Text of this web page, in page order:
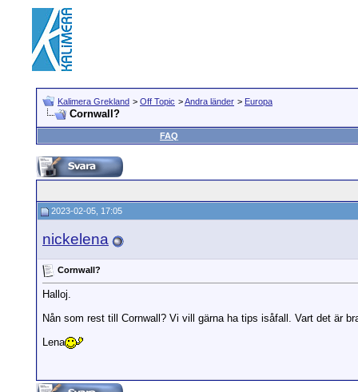
Kalimera Grekland > Off Topic >Andra länder > Europa
Cornwall?
FAQ
2023-02-05, 17:05
nickelena
Cornwall?
Halloj.
Nån som rest till Cornwall? Vi vill gärna ha tips isåfall. Vart det är
Lena